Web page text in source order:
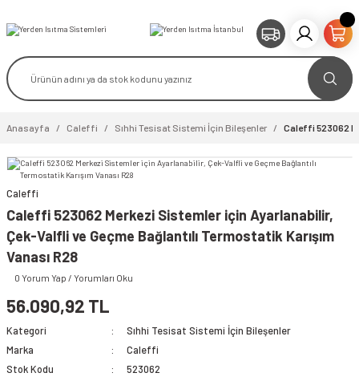
Anasayfa Caleffi Sıhhi Tesisat Sistemi İçin Bileşenler Caleffi 523062
video izle
Caleffi
Caleffi 523062 Merkezi Sistemler için Ayarlanabilir,
Çek-Valfli ve Geçme Bağlantılı Termostatik Karışım
Vanası R28
0 Yorum Yap / Yorumları Oku
56.090,92 TL
Kategori
Sıhhi Tesisat Sistemi İçin Bileşenler
Marka
Caleffi
Stok Kodu
523062